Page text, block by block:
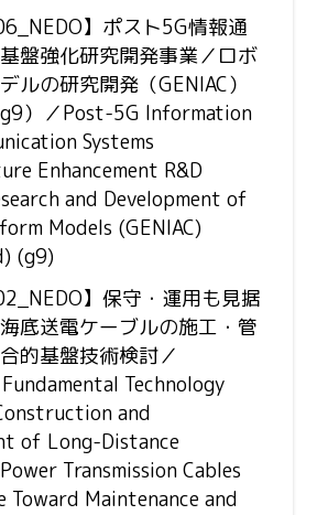
】ポスト5G情報通
盤強化研究開発事業／ロボ
ルの研究開発（GENIAC）
g9）／Post-5G Information
Systems
Enhancement R&D
and Development of
Models (GENIAC)
(g9)
】保守・運用も見据
底送電ケーブルの施工・管
的基盤技術検討／
Technology
and
of Long-Distance
Transmission Cables
Toward Maintenance and